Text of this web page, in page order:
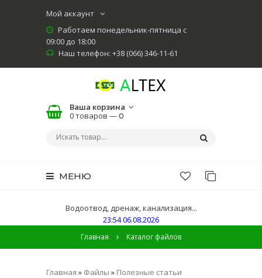
Мой аккаунт
Работаем понедельник-пятница с
09:00 до 18:00
Наш телефон: +38 (066) 346-11-61
Ваша корзина
0 товаров —0
МЕНЮ
Водоотвод, дренаж, канализация...
23:54 06.08.2026
Главная Каталог файлов
Главная » Файлы » Полезные статьи